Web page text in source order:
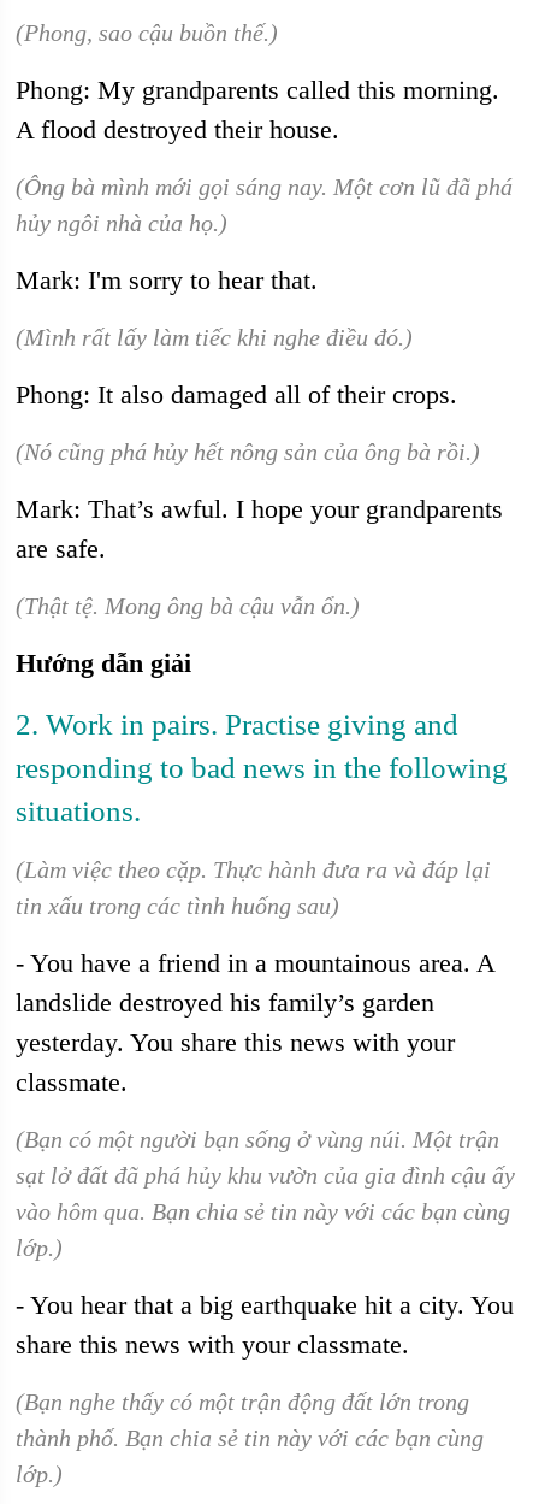
(Phong, sao cậu buồn thế.)
Phong: My grandparents called this morning.
A flood destroyed their house.
(Ông bà mình mới gọi sáng nay. Một cơn lũ đã phá
hủy ngôi nhà của họ.)
Mark: I'm sorry to hear that.
(Mình rất lấy làm tiếc khi nghe điều đó.)
Phong: It also damaged all of their crops.
(Nó cũng phá hủy hết nông sản của ông bà rồi.)
Mark: That’s awful. I hope your grandparents
are safe.
(Thật tệ. Mong ông bà cậu vẫn ổn.)
Hướng dẫn giải
2. Work in pairs. Practise giving and
responding to bad news in the following
situations.
(Làm việc theo cặp. Thực hành đưa ra và đáp lại
tin xấu trong các tình huống sau)
- You have a friend in a mountainous area. A
landslide destroyed his family’s garden
yesterday. You share this news with your
classmate.
(Bạn có một người bạn sống ở vùng núi. Một trận
sạt lở đất đã phá hủy khu vườn của gia đình cậu ấy
vào hôm qua. Bạn chia sẻ tin này với các bạn cùng
lớp.)
- You hear that a big earthquake hit a city. You
share this news with your classmate.
(Bạn nghe thấy có một trận động đất lớn trong
thành phố. Bạn chia sẻ tin này với các bạn cùng
lớp.)